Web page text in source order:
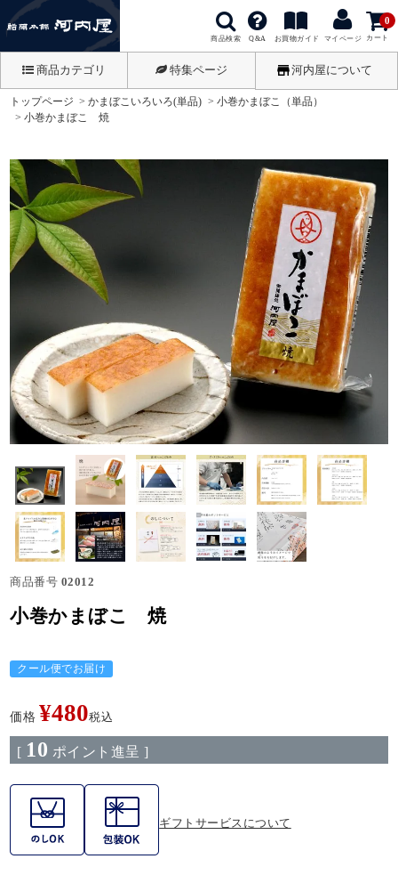
商品検索 Q&A お買物ガイド マイページ カート
0
商品カテゴリ 特集ページ 河内屋について
トップページ かまぼこいろいろ(単品)
小巻かまぼこ（単品）
小巻かまぼこ 焼
商品番号 02012
小巻かまぼこ 焼
クール便でお届け
価格 ¥480税込
[ 10 ポイント進呈 ]
ギフトサービスについて